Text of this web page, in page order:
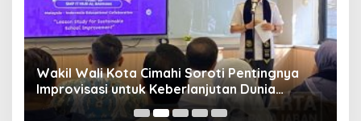
Wakil Wali Kota Cimahi Soroti Pentingnya
Improvisasi untuk Keberlanjutan Dunia
Pendidikan